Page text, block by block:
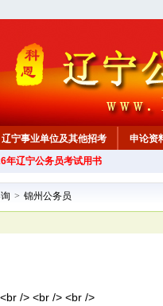
辽宁事业单位及其他招考 申论资
年辽宁公务员考试用书
> 锦州公务员
/> <br /> <br />